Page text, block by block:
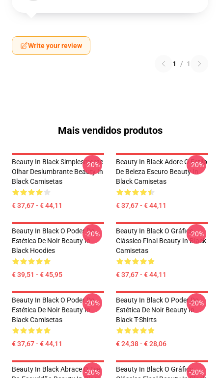
Write your review
1 / 1
Mais vendidos produtos
Beauty In Black Simplesmente
Olhar Deslumbrante Beauty In
Black Camisetas
€ 37,67 - € 44,11
-20%
Beauty In Black Adore O Estilo
De Beleza Escuro Beauty In
Black Camisetas
€ 37,67 - € 44,11
-20%
Beauty In Black O Poder Da
Estética De Noir Beauty In
Black Hoodies
€ 39,51 - € 45,95
-20%
Beauty In Black O Gráfico
Clássico Final Beauty In Black
Camisetas
€ 37,67 - € 44,11
-20%
Beauty In Black O Poder Da
Estética De Noir Beauty In
Black Camisetas
€ 37,67 - € 44,11
-20%
Beauty In Black O Poder Da
Estética De Noir Beauty In
Black T-Shirts
€ 24,38 - € 28,06
-20%
Beauty In Black Abrace O Tee
-20%
Beauty In Black O Gráfico-20%